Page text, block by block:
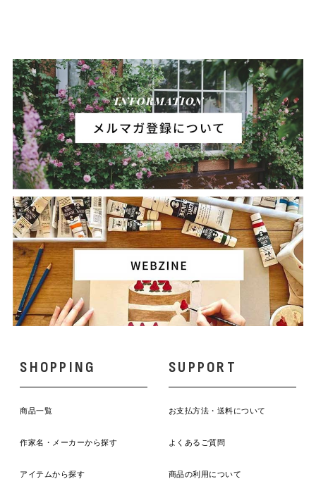
SHOPPING
商品一覧
作家名・メーカーから探す
アイテムから探す
SUPPORT
お支払方法・送料について
よくあるご質問
商品の利用について